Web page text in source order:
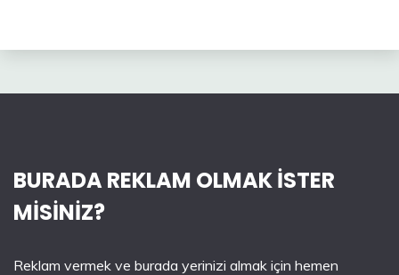
BURADA REKLAM OLMAK İSTER
MİSİNİZ?
Reklam vermek ve burada yerinizi almak için hemen